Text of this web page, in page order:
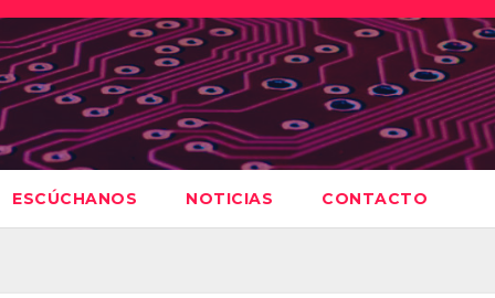
ESCÚCHANOS NOTICIAS CONTACTO